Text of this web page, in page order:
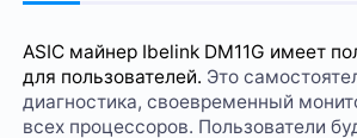
ASIC майнер Ibelink DM11G имеет
для пользователей. Это
диагностика, своевременный
всех процессоров. Пользователи